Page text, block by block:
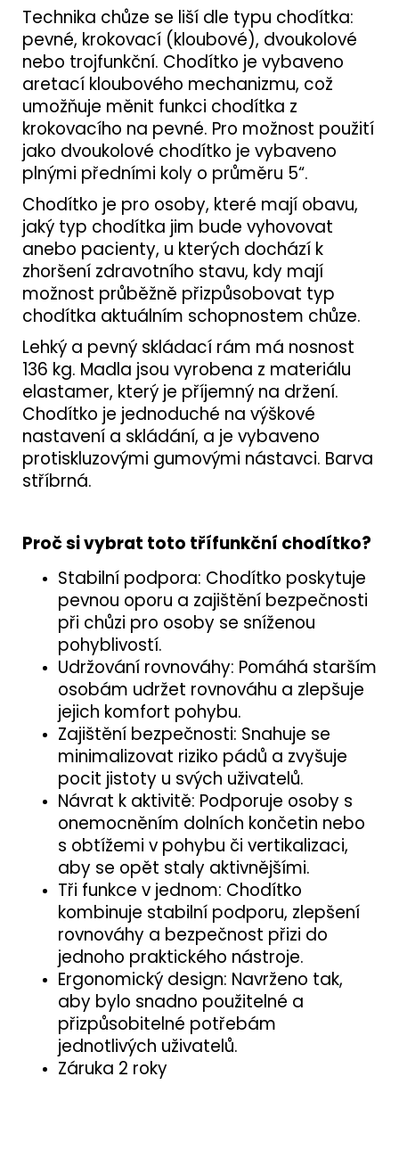
Technika chůze se liší dle typu chodítka:
pevné, krokovací (kloubové), dvoukolové
nebo trojfunkční. Chodítko je vybaveno
aretací kloubového mechanizmu, což
umožňuje měnit funkci chodítka z
krokovacího na pevné. Pro možnost použití
jako dvoukolové chodítko je vybaveno
plnými předními koly o průměru 5“.
Chodítko je pro osoby, které mají obavu,
jaký typ chodítka jim bude vyhovovat
anebo pacienty, u kterých dochází k
zhoršení zdravotního stavu, kdy mají
možnost průběžně přizpůsobovat typ
chodítka aktuálním schopnostem chůze.
Lehký a pevný skládací rám má nosnost
136 kg. Madla jsou vyrobena z materiálu
elastamer, který je příjemný na držení.
Chodítko je jednoduché na výškové
nastavení a skládání, a je vybaveno
protiskluzovými gumovými nástavci. Barva
stříbrná.
Proč si vybrat toto třífunkční chodítko?
Stabilní podpora: Chodítko poskytuje
pevnou oporu a zajištění bezpečnosti
při chůzi pro osoby se sníženou
pohyblivostí.
Udržování rovnováhy: Pomáhá starším
osobám udržet rovnováhu a zlepšuje
jejich komfort pohybu.
Zajištění bezpečnosti: Snahuje se
minimalizovat riziko pádů a zvyšuje
pocit jistoty u svých uživatelů.
Návrat k aktivitě: Podporuje osoby s
onemocněním dolních končetin nebo
s obtížemi v pohybu či vertikalizaci,
aby se opět staly aktivnějšími.
Tři funkce v jednom: Chodítko
kombinuje stabilní podporu, zlepšení
rovnováhy a bezpečnost přizi do
jednoho praktického nástroje.
Ergonomický design: Navrženo tak,
aby bylo snadno použitelné a
přizpůsobitelné potřebám
jednotlivých uživatelů.
Záruka 2 roky